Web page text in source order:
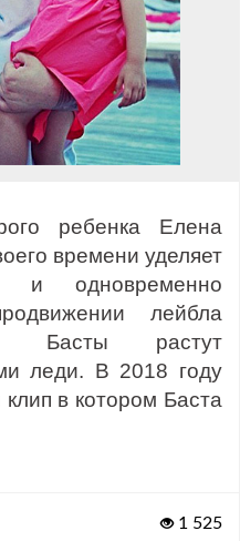
ребенка Елена
времени уделяет
и одновременно
лейбла
Басты растут
леди. В 2018 году
в котором Баста
1 525